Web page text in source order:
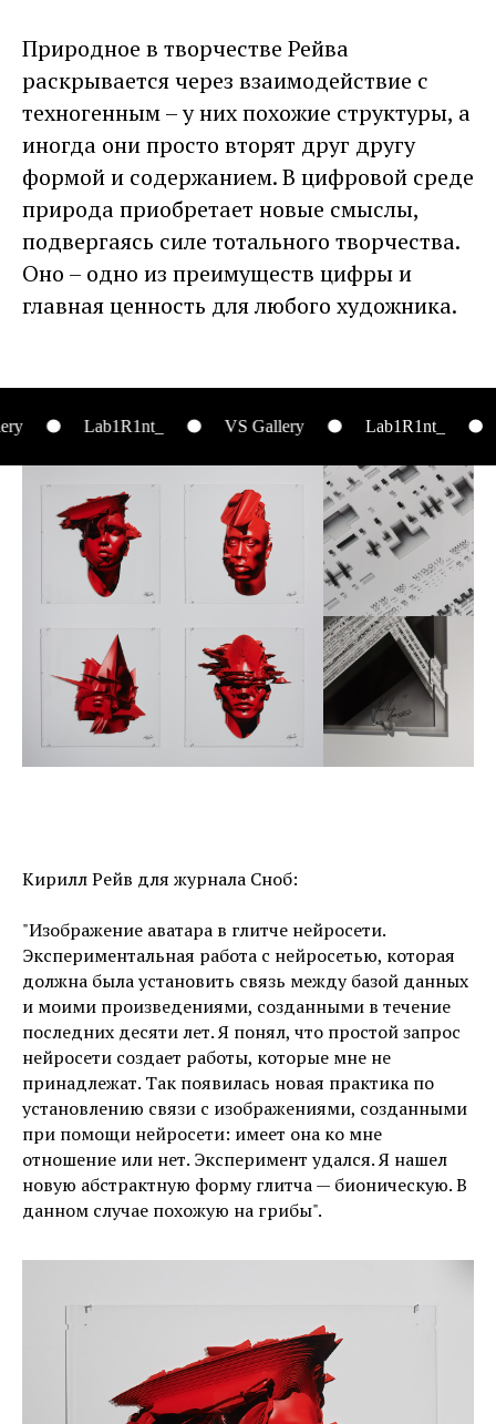
Природное в творчестве Рейва
раскрывается через взаимодействие с
техногенным – у них похожие структуры, а
иногда они просто вторят друг другу
формой и содержанием. В цифровой среде
природа приобретает новые смыслы,
подвергаясь силе тотального творчества.
Оно – одно из преимуществ цифры и
главная ценность для любого художника.
Lab1R1nt_ VS Gallery Lab1R1nt_ VS
Кирилл Рейв для журнала Сноб:
"Изображение аватара в глитче нейросети.
Экспериментальная работа с нейросетью, которая
должна была установить связь между базой данных
и моими произведениями, созданными в течение
последних десяти лет. Я понял, что простой запрос
нейросети создает работы, которые мне не
принадлежат. Так появилась новая практика по
установлению связи с изображениями, созданными
при помощи нейросети: имеет она ко мне
отношение или нет. Эксперимент удался. Я нашел
новую абстрактную форму глитча — бионическую. В
данном случае похожую на грибы".